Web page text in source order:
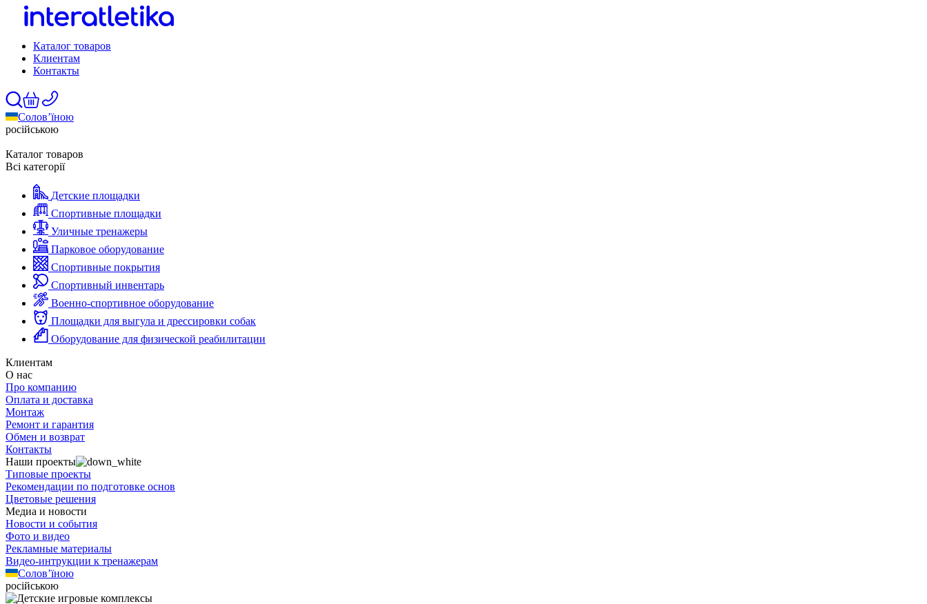
Каталог товаров
Клиентам
Контакты
Солов’їною
російською
Каталог товаров
Всі категорії
Детские площадки
Спортивные площадки
Уличные тренажеры
Парковое оборудование
Спортивные покрытия
Спортивный инвентарь
Военно-спортивное оборудование
Площадки для выгула и дрессировки собак
Оборудование для физической реабилитации
Клиентам
О нас
Про компанию
Оплата и доставка
Монтаж
Ремонт и гарантия
Обмен и возврат
Контакты
Наши проекты
Типовые проекты
Рекомендации по подготовке основ
Цветовые решения
Медиа и новости
Новости и события
Фото и видео
Рекламные материалы
Видео-интрукции к тренажерам
Солов’їною
російською